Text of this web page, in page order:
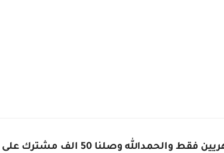
أهلا وسهلا بكم فى قناة احمد اصلان حيث على مدار شهريين فقط والحمدالله وصلنا 50 الف مشترك على